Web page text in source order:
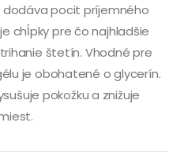
dodáva pocit príjemného
chĺpky pre čo najhladšie
štetín. Vhodné pre
je obohatené o glycerín.
pokožku a znižuje